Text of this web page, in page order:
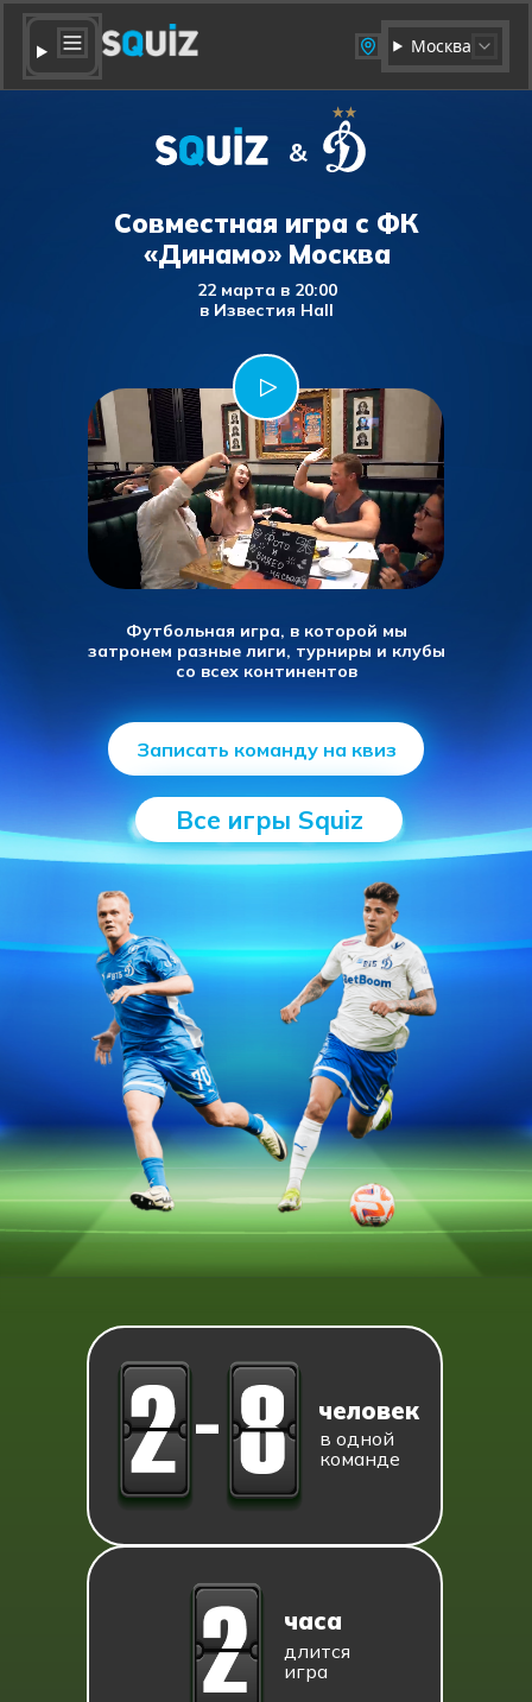
Москва
Записать команду на квиз
Совместная игра с ФК
«Динамо» Москва
&
22 марта в 20:00
в Известия Hall
Футбольная игра, в которой мы
затронем разные лиги, турниры и клубы
со всех континентов
Все игры Squiz
человек
в одной
команде
часа
длится
игра
-